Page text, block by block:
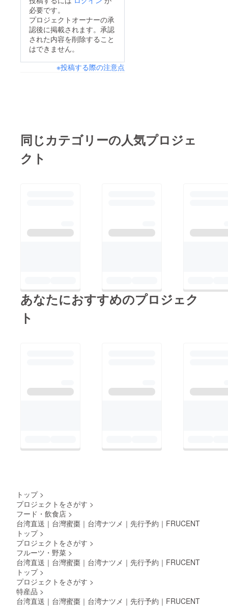
必要です。
プロジェクトオーナーの承
認後に掲載されます。承認
された内容を削除すること
はできません。
※投稿する際の注意点
同じカテゴリーの人気プロジェ
クト
あなたにおすすめのプロジェク
ト
トップ >
プロジェクトをさがす >
フード・飲食店 >
台湾直送｜台灣蜜棗｜台湾ナツメ｜先行予約｜FRUCENT
トップ >
プロジェクトをさがす >
フルーツ・野菜 >
台湾直送｜台灣蜜棗｜台湾ナツメ｜先行予約｜FRUCENT
トップ >
プロジェクトをさがす >
特産品 >
台湾直送｜台灣蜜棗｜台湾ナツメ｜先行予約｜FRUCENT